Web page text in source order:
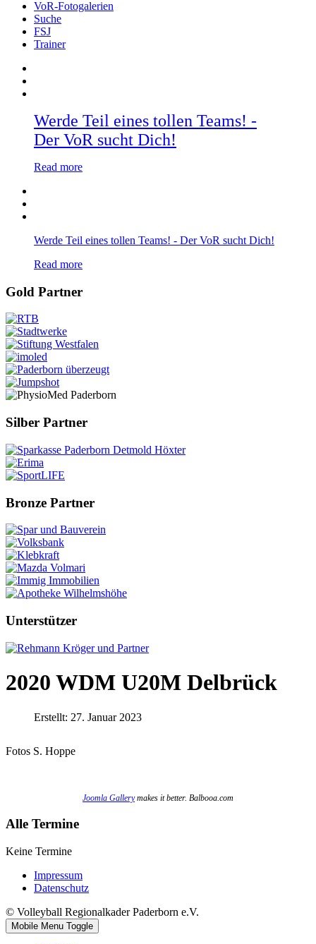
VoR-Fotogalerien
Suche
FSJ
Trainer
Werde Teil eines tollen Teams! -
Der VoR sucht Dich!
Read more
Werde Teil eines tollen Teams! - Der VoR sucht Dich!
Read more
Gold Partner
Silber Partner
Bronze Partner
Unterstützer
2020 WDM U20M Delbrück
Erstellt: 27. Januar 2023
Fotos S. Hoppe
Joomla Gallerymakes it better. Balbooa.com
Alle Termine
Keine Termine
Impressum
Datenschutz
© Volleyball Regionalkader Paderborn e.V.
Mobile Menu Toggle